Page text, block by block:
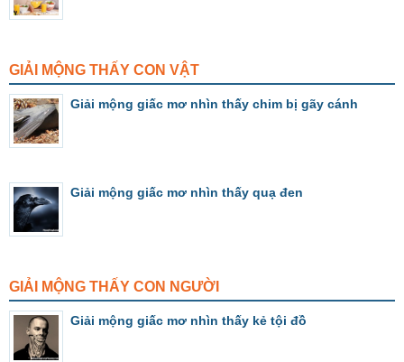
GIẢI MỘNG THẤY CON VẬT
Giải mộng giấc mơ nhìn thấy chim bị gãy cánh
Giải mộng giấc mơ nhìn thấy quạ đen
GIẢI MỘNG THẤY CON NGƯỜI
Giải mộng giấc mơ nhìn thấy kẻ tội đồ